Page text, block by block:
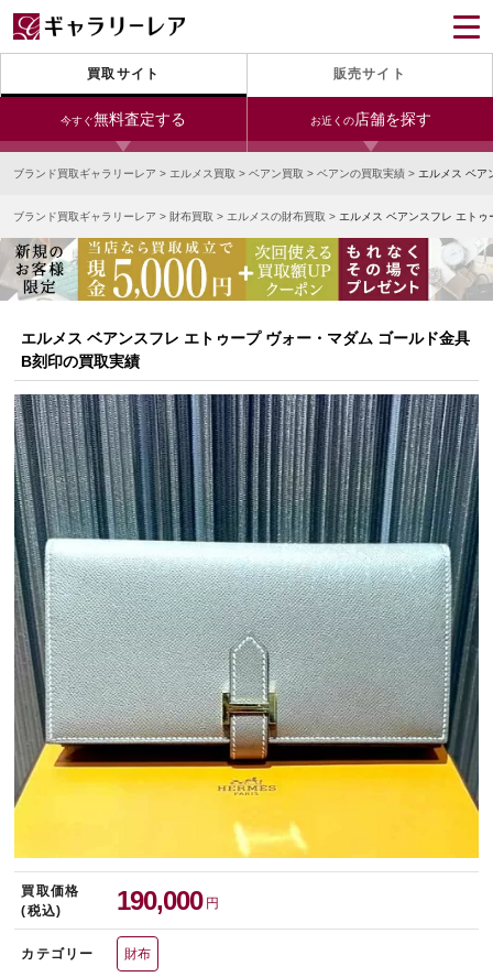
買取サイト 販売サイト
今すぐ無料査定する お近くの店舗を探す
24時間受付（対応時間10:00～19:00）
宅配買取を申し込む
無料の宅配キットをお届けします
今すぐ電話査定
受付時間 10:00～19:00
銀座本店 青山表参道店 新宿東口店
小田急新宿店 LAB東京 名古屋大須店
なんば店
中野ブロードウェイ
宅配買取を申し込む
無料の宅配キットをお届けします
ブランド買取ギャラリーレア > エルメス買取 > ベアン買取 > ベアンの買取実績 > エルメス ベア
ブランド買取ギャラリーレア > 財布買取 > エルメスの財布買取 > エルメス ベアンスフレ エト
エルメス ベアンスフレ エトゥープ ヴォー・マダム ゴールド金具
B刻印の買取実績
買取価格
(税込)
190,000 円
カテゴリー 財布